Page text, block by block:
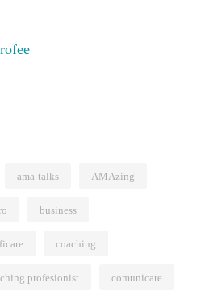
ama-talks AMAzing
business
coaching
profesionist comunicare